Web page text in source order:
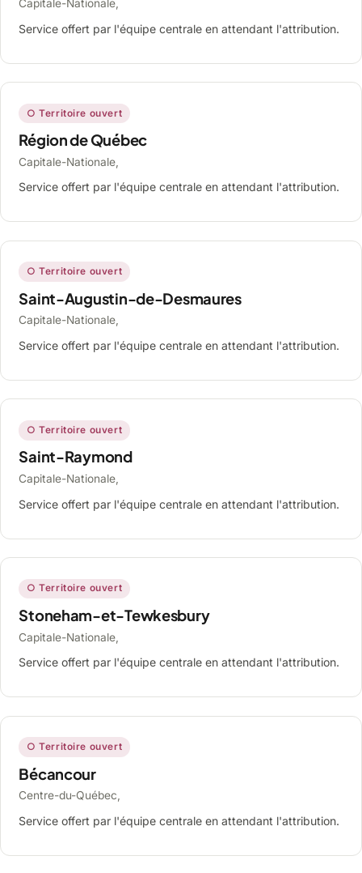
Capitale-Nationale,
Service offert par l'équipe centrale en attendant l'attribution.
○ Territoire ouvert
Région de Québec
Capitale-Nationale,
Service offert par l'équipe centrale en attendant l'attribution.
○ Territoire ouvert
Saint-Augustin-de-Desmaures
Capitale-Nationale,
Service offert par l'équipe centrale en attendant l'attribution.
○ Territoire ouvert
Saint-Raymond
Capitale-Nationale,
Service offert par l'équipe centrale en attendant l'attribution.
○ Territoire ouvert
Stoneham-et-Tewkesbury
Capitale-Nationale,
Service offert par l'équipe centrale en attendant l'attribution.
○ Territoire ouvert
Bécancour
Centre-du-Québec,
Service offert par l'équipe centrale en attendant l'attribution.